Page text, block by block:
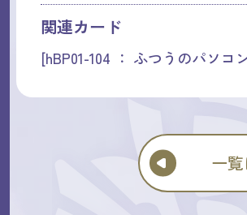
関連カード
[hBP01-104 ： ふつうのパソコ
一